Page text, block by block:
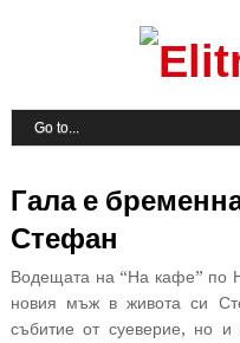
Гала е
Стефан
Водещата на “На кафе” по
новия мъж в живота си
събитие от суеверие, но